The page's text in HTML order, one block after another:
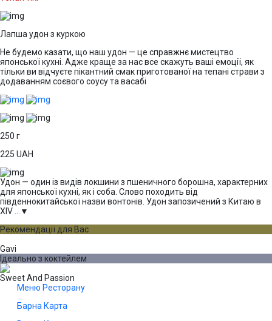
Лапша удон з куркою
Не будемо казати, що наш удон — це справжнє мистецтво
японської кухні. Адже краще за нас все скажуть ваші емоції, як
тільки ви відчуєте пікантний смак приготованої на тепані страви з
додаванням соєвого соусу та васабі
250 г
225 UAH
Удон — один із видів локшини з пшеничного борошна, характерних
для японської кухні, як і соба. Слово походить від
південнокитайської назви вонтонів. Удон запозичений з Китаю в
XIV ...
▼
Рекомендації для Вас
Gavi
Ідеально з коктейлем
Sweet And Passion
Меню Ресторану
Барна Карта